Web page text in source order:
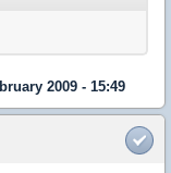
2009 - 15:49